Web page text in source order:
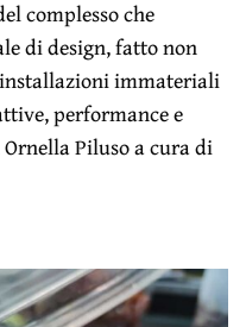
complesso che
di design, fatto non
immateriali
performance e
Piluso a cura di